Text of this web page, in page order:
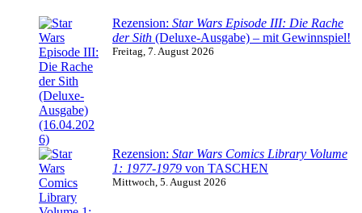
Rezension: Star Wars Episode III: Die Rache
der Sith (Deluxe-Ausgabe) – mit Gewinnspiel!
Freitag, 7. August 2026
Rezension: Star Wars Comics Library Volume
1: 1977-1979 von TASCHEN
Mittwoch, 5. August 2026